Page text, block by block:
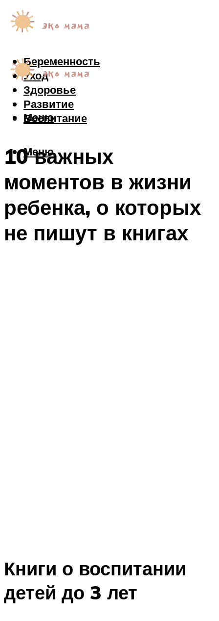
Беременность
Уход
Здоровье
Развитие
Воспитание
Меню
Меню
10 важных
моментов в жизни
ребенка, о которых
не пишут в книгах
Книги о воспитании
детей до 3 лет